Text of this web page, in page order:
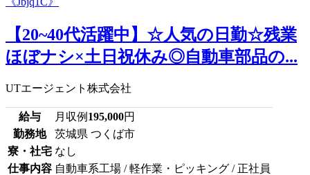
【20~40代活躍中】☆人気の日勤☆残業
ほぼナシ×土日祝休み◎自動車部品の...
UTエージェント株式会社
給与 月収例 195,000円
勤務地
茨城県 つくば市
寮・社宅 なし
仕事内容 自動車系工場 / 軽作業・ピッキング / 正社員